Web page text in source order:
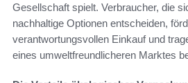
Gesellschaft spielt. Verbraucher, die
nachhaltige Optionen entscheiden,
verantwortungsvollen Einkauf und
eines umweltfreundlicheren Marktes